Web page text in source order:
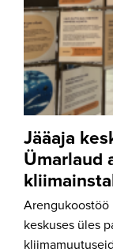
Jääaja
Ümarlaud
Arengukoostöö
keskuses üles